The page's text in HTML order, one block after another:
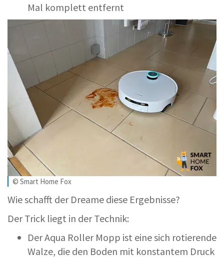
Mal komplett entfernt
© Smart Home Fox
Wie schafft der Dreame diese Ergebnisse?
Der Trick liegt in der Technik:
Der Aqua Roller Mopp ist eine sich rotierende
Walze, die den Boden mit konstantem Druck